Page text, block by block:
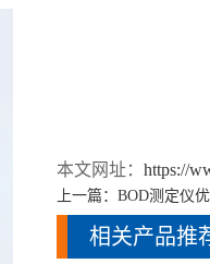
本文网址： https://
上一篇： BOD测定仪
相关产品推